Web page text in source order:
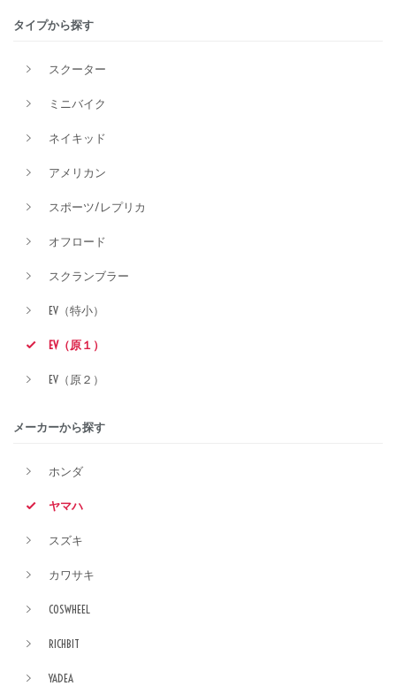
タイプから探す
スクーター
ミニバイク
ネイキッド
アメリカン
スポーツ/レプリカ
オフロード
スクランブラー
EV（特小）
EV（原１）
EV（原２）
メーカーから探す
ホンダ
ヤマハ
スズキ
カワサキ
COSWHEEL
RICHBIT
YADEA
価格